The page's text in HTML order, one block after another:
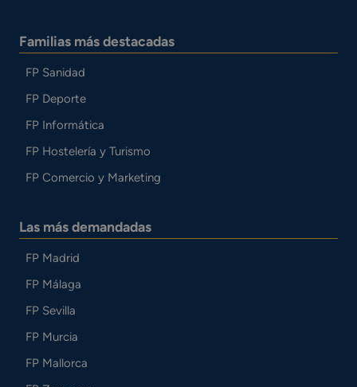
Familias más destacadas
FP Sanidad
FP Deporte
FP Informática
FP Hostelería y Turismo
FP Comercio y Marketing
Las más demandadas
FP Madrid
FP Málaga
FP Sevilla
FP Murcia
FP Mallorca